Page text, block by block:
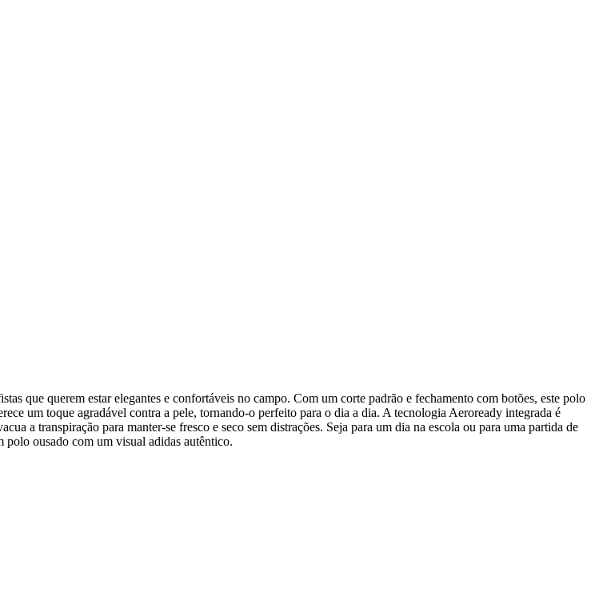
que querem estar elegantes e confortáveis no campo. Com um corte padrão e fechamento com botões, este polo
um toque agradável contra a pele, tornando-o perfeito para o dia a dia. A tecnologia Aeroready integrada é
a transpiração para manter-se fresco e seco sem distrações. Seja para um dia na escola ou para uma partida de
ousado com um visual adidas autêntico.